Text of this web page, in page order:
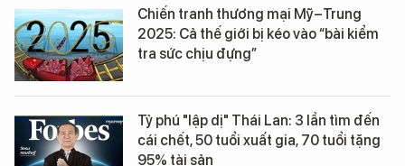
Chiến tranh thương mại Mỹ–Trung
2025: Cả thế giới bị kéo vào “bài kiểm
tra sức chịu đựng”
Tỷ phú "lập dị" Thái Lan: 3 lần tìm đến
cái chết, 50 tuổi xuất gia, 70 tuổi tặng
95% tài sản